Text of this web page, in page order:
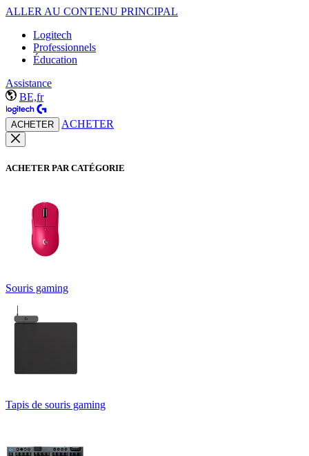
ALLER AU CONTENU PRINCIPAL
Logitech
Professionnels
Éducation
Assistance
BE,fr
ACHETER ACHETER
ACHETER PAR CATÉGORIE
Souris gaming
Tapis de souris gaming